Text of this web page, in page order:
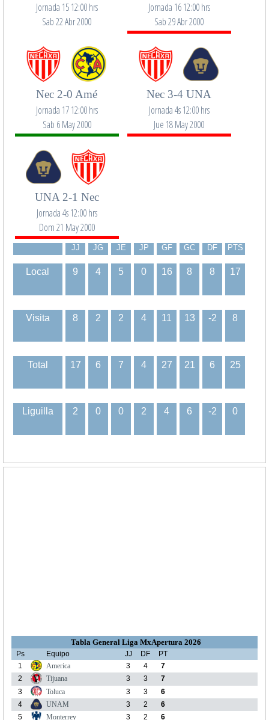
Jornada 15 12:00 hrs
Sab 22 Abr 2000
Jornada 16 12:00 hrs
Sab 29 Abr 2000
Nec 2-0 Amé
Jornada 17 12:00 hrs
Sab 6 May 2000
Nec 3-4 UNA
Jornada 4s 12:00 hrs
Jue 18 May 2000
UNA 2-1 Nec
Jornada 4s 12:00 hrs
Dom 21 May 2000
JJ JG JE JP GF GC DF PTS
Local 9 4 5 0 16 8 8 17
Visita 8 2 2 4 11 13 -2 8
Total 17 6 7 4 27 21 6 25
Liguilla 2 0 0 2 4 6 -2 0
Tabla General Liga MxApertura 2026
Ps Equipo JJ DF
PT
1
America 3 4
7
2
Tijuana 3 3
7
3
Toluca 3 3
6
4
UNAM 3 2
6
5
Monterrey 3 2 6